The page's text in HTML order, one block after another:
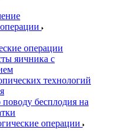
операции
яичника с
технологий
бесплодия на
операции